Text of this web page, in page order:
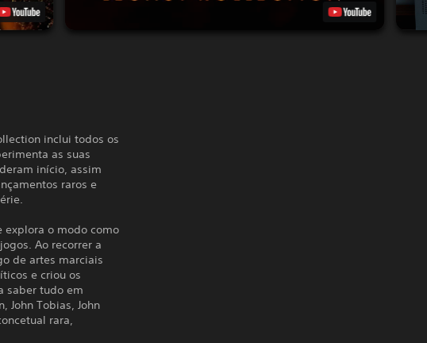
inclui todos os
as suas
início, assim
raros e
o modo como
Ao recorrer a
de artes marciais
e criou os
saber tudo em
John Tobias, John
rara,